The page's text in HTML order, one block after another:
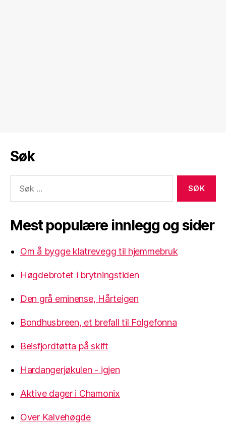
Søk
etter:
Mest populære innlegg og sider
Om å bygge klatrevegg til hjemmebruk
Høgdebrotet i brytningstiden
Den grå eminense, Hårteigen
Bondhusbreen, et brefall til Folgefonna
Beisfjordtøtta på skift
Hardangerjøkulen - igjen
Aktive dager i Chamonix
Over Kalvehøgde